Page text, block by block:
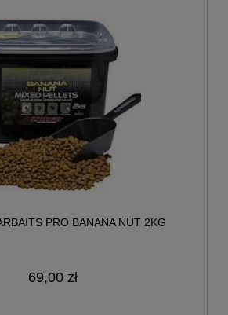
PRO BANANA NUT 2KG
69,00 zł